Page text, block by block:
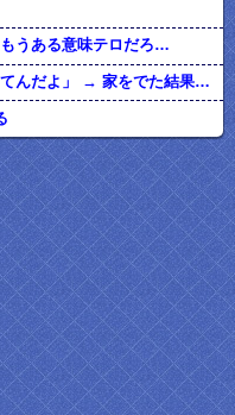
もうある意味テロだろ…
てんだよ」 → 家をでた結果…